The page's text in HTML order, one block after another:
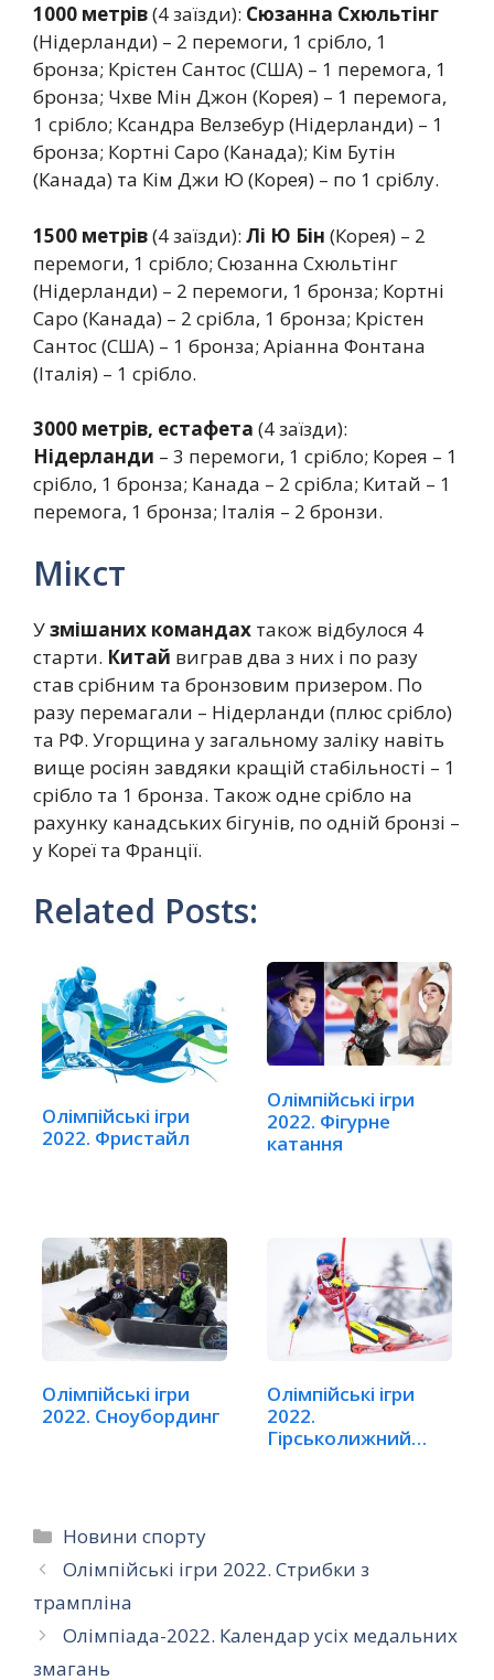
1000 метрів(4 заїзди): Сюзанна Схюльтінг
(Нідерланди) – 2 перемоги, 1 срібло, 1
бронза; Крістен Сантос (США) – 1 перемога, 1
бронза; Чхве Мін Джон (Корея) – 1 перемога,
1 срібло; Ксандра Велзебур (Нідерланди) – 1
бронза; Кортні Саро (Канада); Кім Бутін
(Канада) та Кім Джи Ю (Корея) – по 1 сріблу.
1500 метрів(4 заїзди): Лі Ю Бін (Корея) – 2
перемоги, 1 срібло; Сюзанна Схюльтінг
(Нідерланди) – 2 перемоги, 1 бронза; Кортні
Саро (Канада) – 2 срібла, 1 бронза; Крістен
Сантос (США) – 1 бронза; Аріанна Фонтана
(Італія) – 1 срібло.
3000 метрів, естафета (4 заїзди):
Нідерланди – 3 перемоги, 1 срібло; Корея – 1
срібло, 1 бронза; Канада – 2 срібла; Китай – 1
перемога, 1 бронза; Італія – 2 бронзи.
Мікст
Узмішаних командах також відбулося 4
старти. Китай виграв два з них і по разу
став срібним та бронзовим призером. По
разу перемагали – Нідерланди (плюс срібло)
та РФ. Угорщина у загальному заліку навіть
вище росіян завдяки кращій стабільності – 1
срібло та 1 бронза. Також одне срібло на
рахунку канадських бігунів, по одній бронзі –
у Кореї та Франції.
Related Posts:
Олімпійські ігри
2022. Фристайл
Олімпійські ігри
2022. Фігурне
катання
Олімпійські ігри
2022. Сноубординг
Олімпійські ігри
2022.
Гірськолижний
Категорії
Новини спорту
Олімпійські ігри 2022. Стрибки з
трампліна
Олімпіада-2022. Календар усіх медальних
змагань